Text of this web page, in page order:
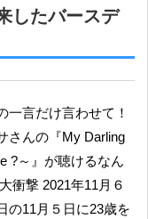
したバースデ
さんの『My Darling
?～』が聴けるなん
衝撃 2021年11月６
の11月５日に23歳を